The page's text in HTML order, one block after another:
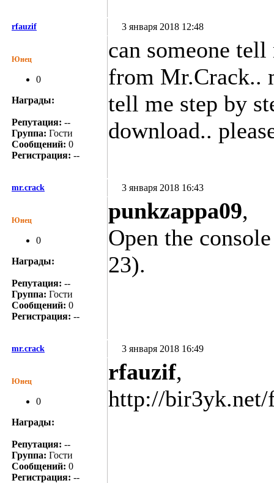
rfauzif 3 января 2018 12:48
Юнец
0
Награды:
Репутация: --
Группа: Гости
Сообщений: 0
Регистрация: --
can someone
from Mr.Crack..
tell me step by
download..
mr.crack 3 января 2018 16:43
Юнец
0
Награды:
Репутация: --
Группа: Гости
Сообщений: 0
Регистрация: --
punkzappa09,
Open the
23).
mr.crack 3 января 2018 16:49
Юнец
0
Награды:
Репутация: --
Группа: Гости
Сообщений: 0
Регистрация: --
rfauzif,
http://bir3yk.net/